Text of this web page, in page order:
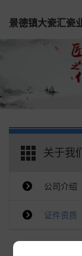
景德镇大瓷汇瓷
关于我们
公司介绍
证件资质